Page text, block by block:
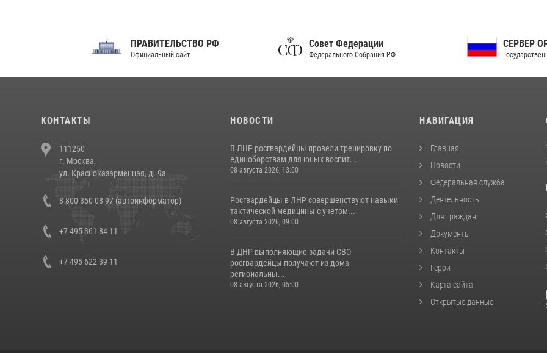
ПРАВИТЕЛЬСТВО РФ
Официальный сайт
Совет Федерации
Федерального Собрания РФ
СЕРВЕР ОРГАНОВ
Государственной власти РФ
КОНТАКТЫ
111250
г. Москва,
ул. Красноказарменная, д. 9а
8 800 350 08 97 (автоинформатор)
+7 495 361 84 11
+7 495 622 39 11
НОВОСТИ
В ЛНР росгвардейцы провели тренировку по
единоборствам для юных воспит...
08 августа 2026, 13:00
Росгвардейцы в ЛНР совершенствуют навыки
тактической медицины с учетом...
08 августа 2026, 09:00
В ДНР выполняющие задачи СВО
росгвардейцы получают из дома
региональны...
08 августа 2026, 05:00
НАВИГАЦИЯ
Главная
Новости
Федеральная служба
Деятельность
Для граждан
Документы
Контакты
Герои
Карта сайта
Открытые данные